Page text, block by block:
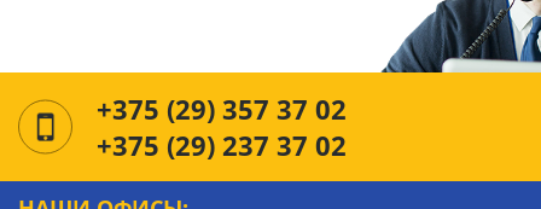
+375 (29) 357 37 02
+375 (29) 237 37 02